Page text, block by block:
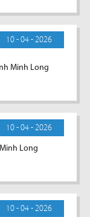
10 - 04 - 2026
Minh Long
10 - 04 - 2026
Long
10 - 04 - 2026